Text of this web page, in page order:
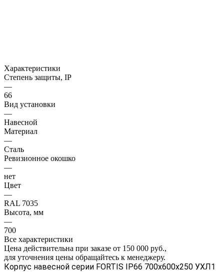
Характеристики
Степень защиты, IP
—
66
Вид установки
—
Навесной
Материал
—
Сталь
Ревизионное окошко
—
нет
Цвет
—
RAL 7035
Высота, мм
—
700
Все характеристики
Цена действительна при заказе от 150 000 руб.,
для уточнения цены обращайтесь к менеджеру.
Корпус навесной серии FORTIS IP66 700х600х250 УХЛ1